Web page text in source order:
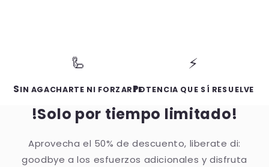
🦾
SIN AGACHARTE NI FORZARTE
⚡
POTENCIA QUE SÍ RESUELVE
!Solo por tiempo limitado!
Aprovecha el 50% de descuento, liberate di:
goodbye a los esfuerzos adicionales y disfruta